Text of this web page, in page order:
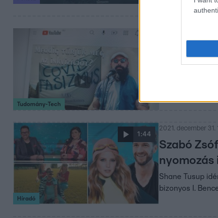
Tudomány-Tech
Egy
Az álhírek
dezinformáció
1:44
Híradó
2021. december 31.
Szabó
nyomozás
Shane Tusup
bizonyos I.